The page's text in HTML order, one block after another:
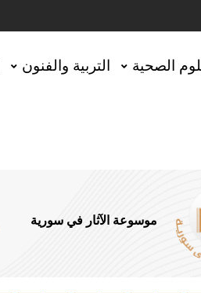
الصحية التربية والفنون
موسوعة الآثار في سورية